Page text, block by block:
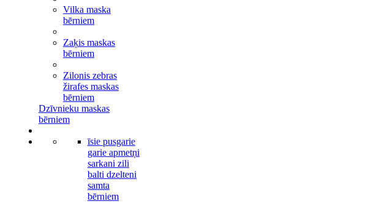
Vilka maska
bērniem
Zaķis maskas
bērniem
Zilonis zebras
žirafes maskas
bērniem
Dzīvnieku maskas
bērniem
īsie pusgarie
garie apmetņi
sarkani zili
balti dzelteni
samta
bērniem